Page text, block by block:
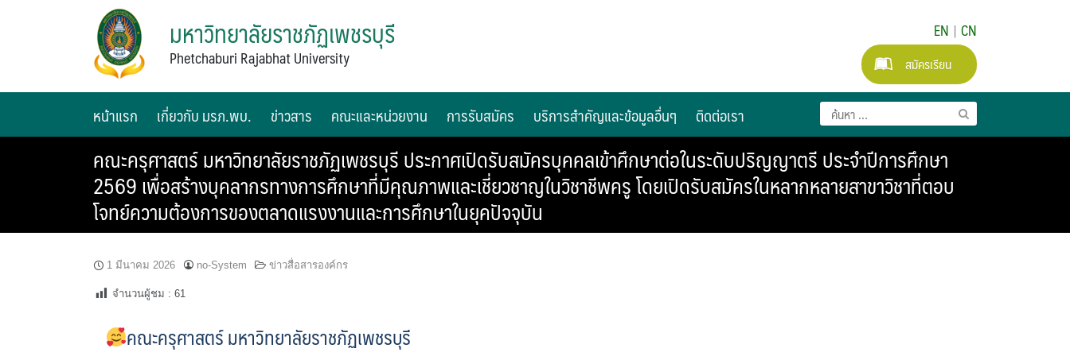
มหาวิทยาลัยราชภัฏเพชรบุรี
Phetchaburi Rajabhat University
EN | CN
สมัครเรียน
หน้าแรก เกี่ยวกับ มรภ.พบ. ข่าวสาร คณะและหน่วยงาน การรับสมัคร บริการสำคัญและข้อมูลอื่นๆ ติดต่อเรา
คณะครุศาสตร์ มหาวิทยาลัยราชภัฏเพชรบุรี ประกาศเปิดรับสมัครบุคคลเข้าศึกษาต่อในระดับปริญญาตรี ประจำปีการศึกษา
2569 เพื่อสร้างบุคลากรทางการศึกษาที่มีคุณภาพและเชี่ยวชาญในวิชาชีพครู โดยเปิดรับสมัครในหลากหลายสาขาวิชาที่ตอบ
โจทย์ความต้องการของตลาดแรงงานและการศึกษาในยุคปัจจุบัน
1 มีนาคม 2026 no-System ข่าวสื่อสารองค์กร
จำนวนผู้ชม : 61
คณะครุศาสตร์ มหาวิทยาลัยราชภัฏเพชรบุรี